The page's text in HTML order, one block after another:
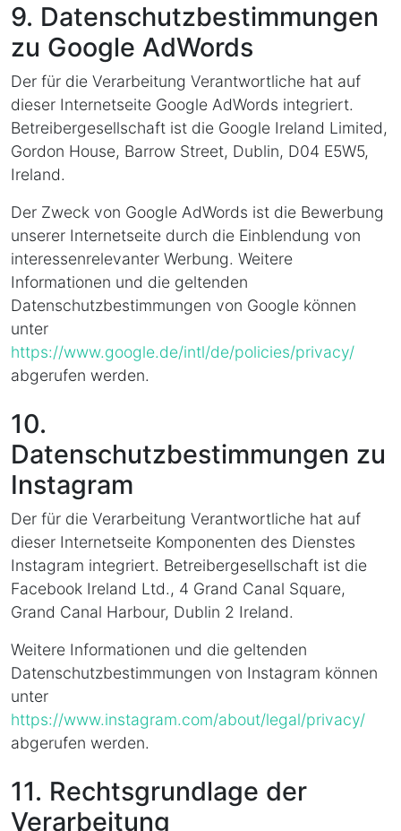
9. Datenschutzbestimmungen
zu Google AdWords
Der für die Verarbeitung Verantwortliche hat auf
dieser Internetseite Google AdWords integriert.
Betreibergesellschaft ist die Google Ireland Limited,
Gordon House, Barrow Street, Dublin, D04 E5W5,
Ireland.
Der Zweck von Google AdWords ist die Bewerbung
unserer Internetseite durch die Einblendung von
interessenrelevanter Werbung. Weitere
Informationen und die geltenden
Datenschutzbestimmungen von Google können
unter
https://www.google.de/intl/de/policies/privacy/
abgerufen werden.
10.
Datenschutzbestimmungen zu
Instagram
Der für die Verarbeitung Verantwortliche hat auf
dieser Internetseite Komponenten des Dienstes
Instagram integriert. Betreibergesellschaft ist die
Facebook Ireland Ltd., 4 Grand Canal Square,
Grand Canal Harbour, Dublin 2 Ireland.
Weitere Informationen und die geltenden
Datenschutzbestimmungen von Instagram können
unter
https://www.instagram.com/about/legal/privacy/
abgerufen werden.
11. Rechtsgrundlage der
Verarbeitung